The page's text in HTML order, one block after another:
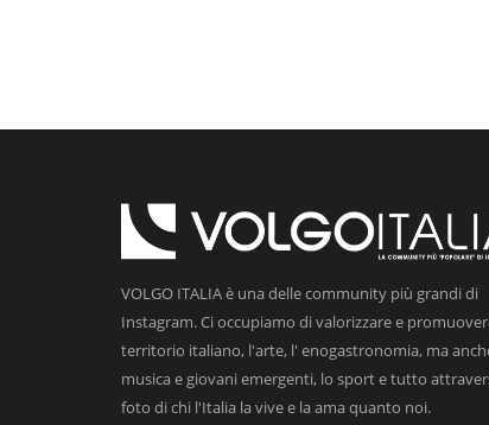
VOLGO ITALIA è una delle community più grandi di
Instagram. Ci occupiamo di valorizzare e
territorio italiano, l'arte, l' enogastronomia, ma
musica e giovani emergenti, lo sport e tutto
foto di chi l'Italia la vive e la ama quanto noi.